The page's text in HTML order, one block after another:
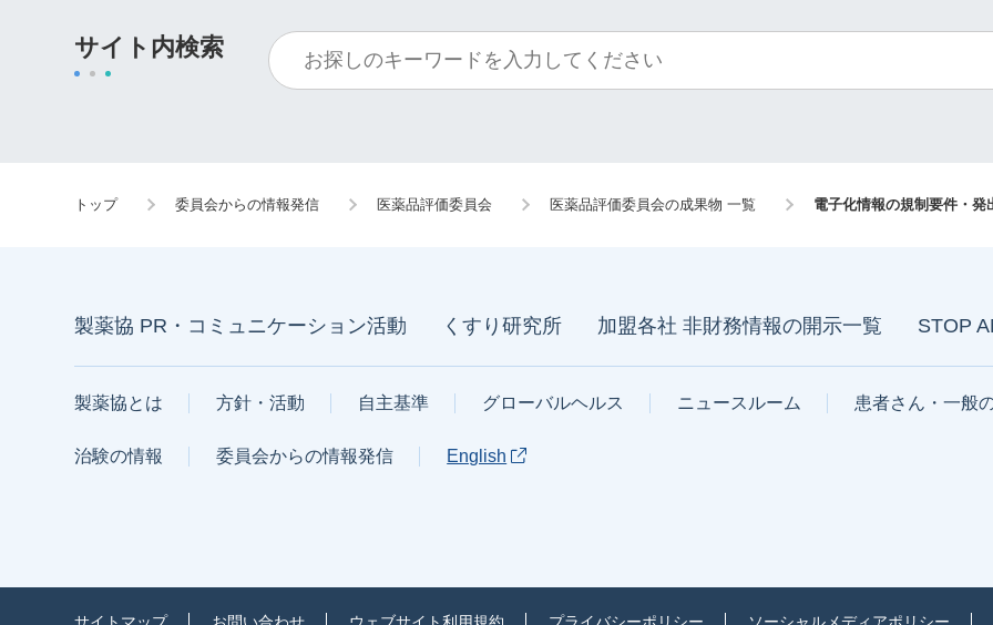
サイト内検索
トップ 委員会からの情報発信 医薬品評価委員会 医薬品評価委員会の成果物 一覧 電子化情報の規制要件・発
製薬協 PR・コミュニケーション活動 くすり研究所 加盟各社 非財務情報の開示一覧 STOP
製薬協とは 方針・活動 自主基準 グローバルヘルス ニュースルーム 患者さん・一般
治験の情報 委員会からの情報発信 English